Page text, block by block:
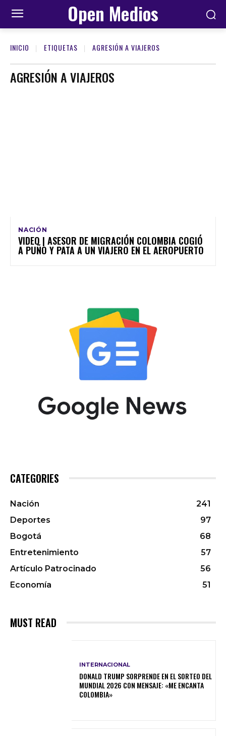
Open Medios
INICIO ETIQUETAS AGRESIÓN A VIAJEROS
AGRESIÓN A VIAJEROS
NACIÓN
VIDEO | ASESOR DE MIGRACIÓN COLOMBIA COGIÓ
A PUÑO Y PATA A UN VIAJERO EN EL AEROPUERTO
CATEGORIES
Nación
241
Deportes
97
Bogotá
68
Entretenimiento
57
Artículo Patrocinado
56
Economía
51
MUST READ
INTERNACIONAL
DONALD TRUMP SORPRENDE EN EL SORTEO DEL
MUNDIAL 2026 CON MENSAJE: «ME ENCANTA
COLOMBIA»